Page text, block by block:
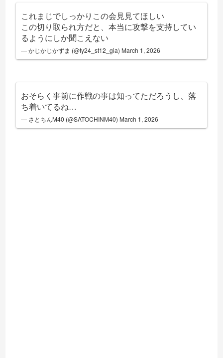
これまじでしっかりこの会見見てほしい
この切り取られ方だと、本当に攻撃を支持してい
るようにしか聞こえない
— かじかじかずま (@ty24_st12_gia) March 1, 2026
おそらく事前に作戦の事は知ってただろうし、落
ち着いてるね…
— さとちんM40 (@SATOCHINM40) March 1, 2026